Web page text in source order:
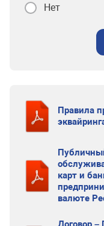
Нет
Правила
карт и
валюте